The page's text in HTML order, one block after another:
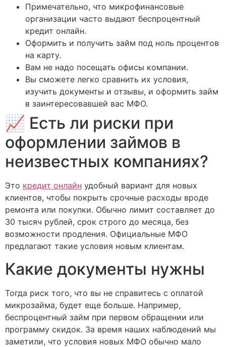
Примечательно, что микрофинансовые
организации часто выдают беспроцентный
кредит онлайн.
Оформить и получить займ под ноль процентов
на карту.
Вам не надо посещать офисы компании.
Вы сможете легко сравнить их условия,
изучить документы и отзывы, и оформить займ
в заинтересовавшей вас МФО.
📈 Есть ли риски при
оформлении займов в
неизвестных компаниях?
Это кредит онлайн удобный вариант для новых
клиентов, чтобы покрыть срочные расходы вроде
ремонта или покупки. Обычно лимит составляет до
30 тысяч рублей, срок строго до месяца, без
возможности продления. Официальные МФО
предлагают такие условия новым клиентам.
Какие документы нужны
Тогда риск того, что вы не справитесь с оплатой
микрозайма, будет еще больше. Например,
беспроцентный займ при первом обращении или
программу скидок. За время наших наблюдений мы
заметили, что условия новых МФО обычно мало